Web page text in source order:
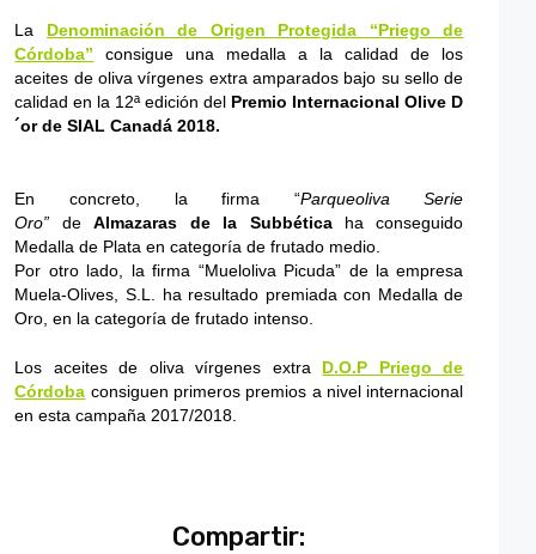
La Denominación de Origen Protegida “Priego de
Córdoba” consigue una medalla a la calidad de los
aceites de oliva vírgenes extra amparados bajo su sello de
calidad en la 12ª edición del Premio Internacional Olive D
´or de SIAL Canadá 2018.
En concreto, la firma “Parqueoliva Serie
Oro” deAlmazaras de la Subbéticaha conseguido
Medalla de Plata en categoría de frutado medio.
Por otro lado, la firma “Mueloliva Picuda” de la empresa
Muela-Olives, S.L. ha resultado premiada con Medalla de
Oro, en la categoría de frutado intenso.
Los aceites de oliva vírgenes extra D.O.P Priego de
Córdoba consiguen primeros premios a nivel internacional
en esta campaña 2017/2018.
Compartir: